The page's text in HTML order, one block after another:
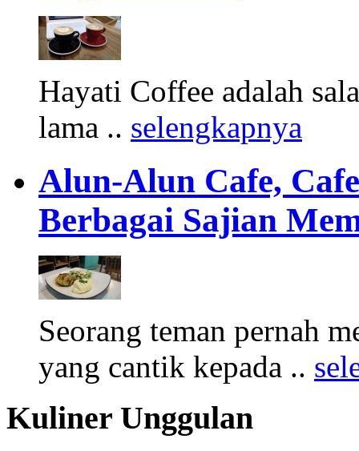
Hayati Coffee adalah
lama .. selengkapnya
Alun-Alun Cafe,
Berbagai Sajian
Seorang teman pernah
yang cantik kepada ..
Kuliner Unggulan